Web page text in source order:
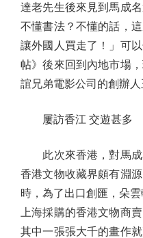
達老先生後來見到馬成
不懂書法？不懂的話，
讓外國人買走了！」可
帖》後來回到內地市場
誼兄弟電影公司的創辦人
屢訪香江 交遊甚多
此次來香港，對馬成
香港文物收藏界頗有淵
時，為了出口創匯，朵
上海採購的香港文物商
其中一張張大千的畫作